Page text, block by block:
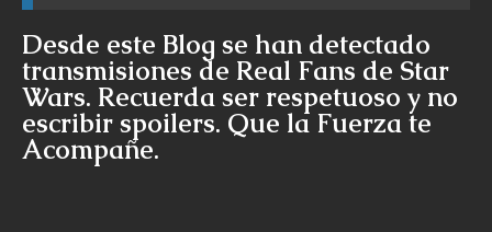
Desde este Blog se han detectado
transmisiones de Real Fans de Star
Wars. Recuerda ser respetuoso y no
escribir spoilers. Que la Fuerza te
Acompañe.